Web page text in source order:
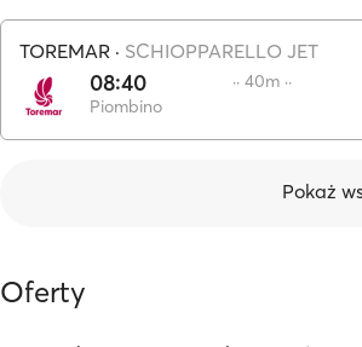
TOREMAR · SCHIOPPARELLO JET
08:40
Piombino
·· 40m ··
Pokaż
Oferty